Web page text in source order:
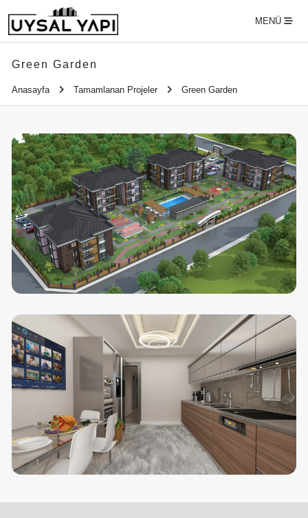
MENÜ
Green Garden
Anasayfa Tamamlanan Projeler Green Garden